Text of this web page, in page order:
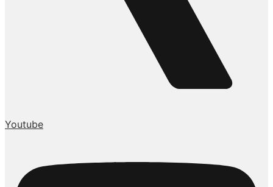
Youtube